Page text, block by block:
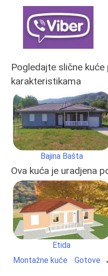
Pogledajte slične
karakteristikama
Bajina Bašta
Ova kuća je uradjena
Etida
Montažne kuće > Gotove >